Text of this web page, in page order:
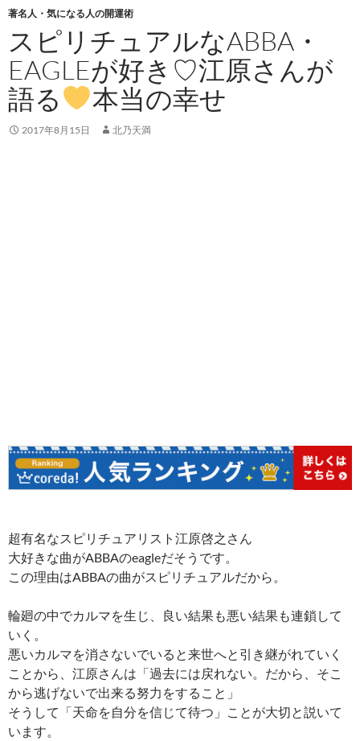
著名人・気になる人の開運術
スピリチュアルなABBA・
EAGLEが好き♡江原さんが
語る
本当の幸せ
2017年8月15日 北乃天満
超有名なスピリチュアリスト江原啓之さん
大好きな曲がABBAのeagleだそうです。
この理由はABBAの曲がスピリチュアルだから。
輪廻の中でカルマを生じ、良い結果も悪い結果も連鎖して
いく。
悪いカルマを消さないでいると来世へと引き継がれていく
ことから、江原さんは「過去には戻れない。だから、そこ
から逃げないで出来る努力をすること」
そうして「天命を自分を信じて待つ」ことが大切と説いて
います。